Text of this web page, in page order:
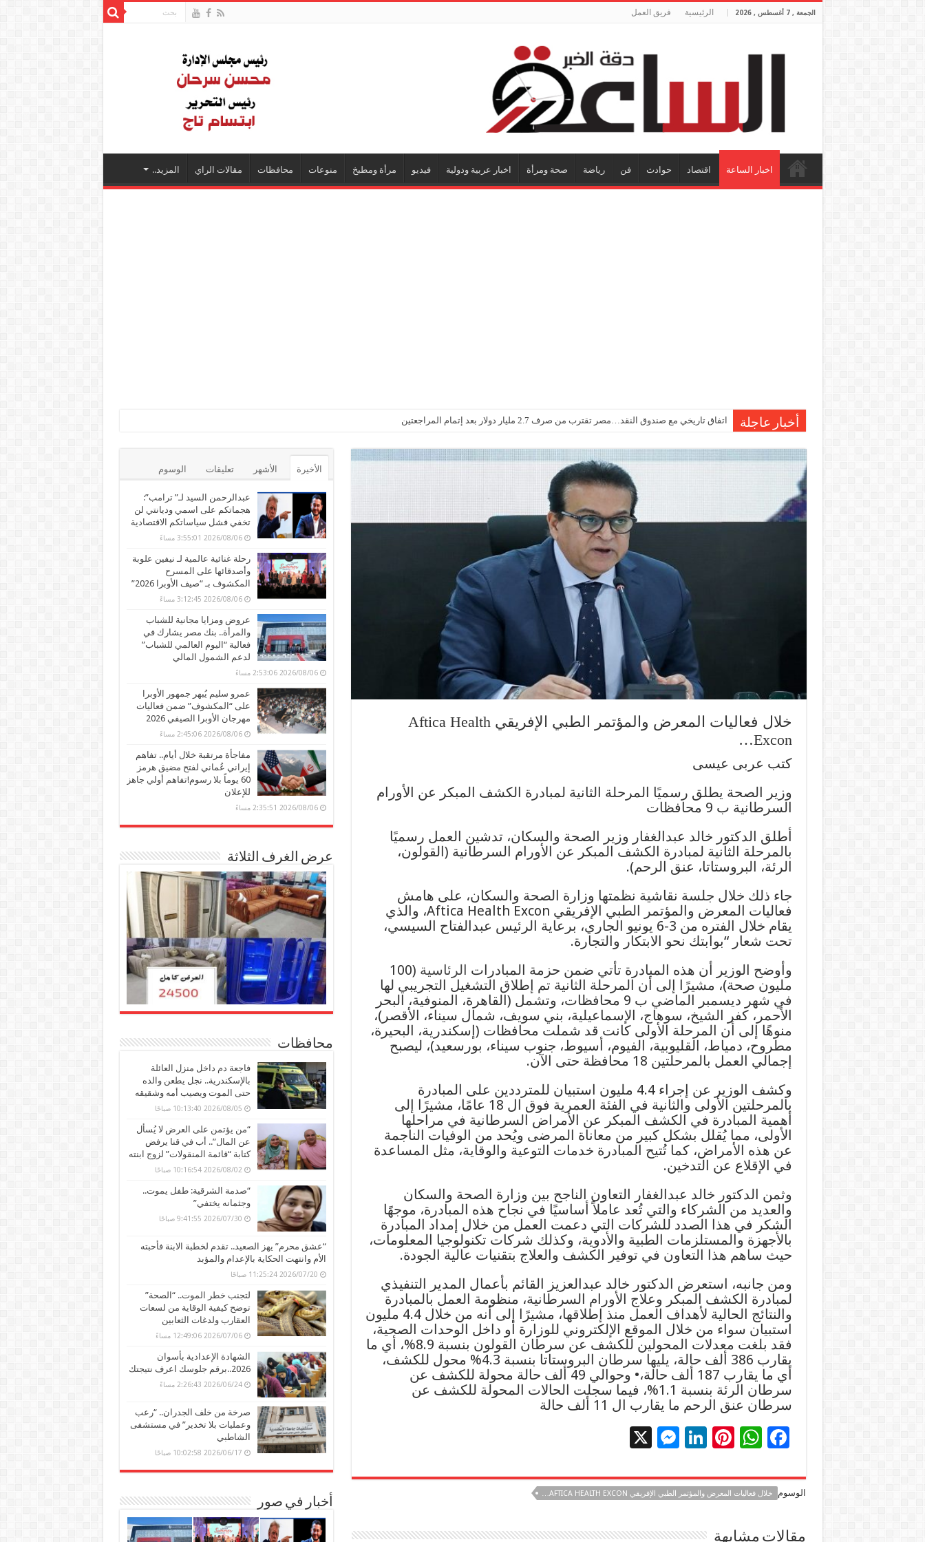
الجمعة , 7 أغسطس , 2026 الرئيسية فريق العمل
اخبار الساعة اقتصاد حوادث فن رياضة صحة ومرأة اخبار عربية ودولية فيديو مرأة ومطبخ منوعات محافظات مقالات الراي المزيد..
أخبار عاجلة اتفاق تاريخي مع صندوق النقد…مصر تقترب من صرف 2.7 مليار دولار بعد إتمام المراجعتين
خلال فعاليات المعرض والمؤتمر الطبي الإفريقي Aftica Health
Excon…
كتب عربى عيسى
وزير الصحة يطلق رسميًا المرحلة الثانية لمبادرة الكشف المبكر عن الأورام
السرطانية ب 9 محافظات
أطلق الدكتور خالد عبدالغفار وزير الصحة والسكان، تدشين العمل رسميًا
بالمرحلة الثانية لمبادرة الكشف المبكر عن الأورام السرطانية (القولون،
الرئة، البروستاتا، عنق الرحم).
جاء ذلك خلال جلسة نقاشية نظمتها وزارة الصحة والسكان، على هامش
فعاليات المعرض والمؤتمر الطبي الإفريقي Aftica Health Excon، والذي
يقام خلال الفتره من 3-6 يونيو الجاري، برعاية الرئيس عبدالفتاح السيسي،
تحت شعار “بوابتك نحو الابتكار والتجارة.
وأوضح الوزير أن هذه المبادرة تأتي ضمن حزمة المبادرات الرئاسية (100
مليون صحة)، مشيرًا إلى أن المرحلة الثانية تم إطلاق التشغيل التجريبي لها
في شهر ديسمبر الماضي ب 9 محافظات، وتشمل (القاهرة، المنوفية، البحر
الأحمر، كفر الشيخ، سوهاج، الإسماعيلية، بني سويف، شمال سيناء، الأقصر)،
منوهًا إلى أن المرحلة الأولى كانت قد شملت محافظات (إسكندرية، البحيرة،
مطروح، دمياط، القليوبية، الفيوم، أسيوط، جنوب سيناء، بورسعيد)، ليصبح
إجمالي العمل بالمرحلتين 18 محافظة حتى الآن.
وكشف الوزير عن إجراء 4.4 مليون استبيان للمترددين على المبادرة
بالمرحلتين الأولى والثانية في الفئة العمرية فوق ال 18 عامًا، مشيرًا إلى
أهمية المبادرة في الكشف المبكر عن الأمراض السرطانية في مراحلها
الأولى، مما يُقلل بشكل كبير من معاناة المرضى ويُحد من الوفيات الناجمة
عن هذه الأمراض، كما تُتيح المبادرة خدمات التوعية والوقاية، مثل المساعدة
في الإقلاع عن التدخين.
‏‎وثمن الدكتور خالد عبدالغفار التعاون الناجح بين وزارة الصحة والسكان
والعديد من الشركاء والتي تُعد عاملاً أساسيًا في نجاح هذه المبادرة، موجهًا
الشكر في هذا الصدد للشركات التي دعمت العمل من خلال إمداد المبادرة
بالأجهزة والمستلزمات الطبية والأدوية، وكذلك شركات تكنولوجيا المعلومات،
حيث ساهم هذا التعاون في توفير الكشف والعلاج بتقنيات عالية الجودة.
ومن جانبه، استعرض الدكتور خالد عبدالعزيز القائم بأعمال المدير التنفيذي
لمبادرة الكشف المبكر وعلاج الأورام السرطانية، منظومة العمل بالمبادرة
والنتائج الحالية لأهداف العمل منذ إطلاقها، مشيرًا إلى أنه من خلال 4.4 مليون
استبيان سواء من خلال الموقع الإلكتروني للوزارة أو داخل الوحدات الصحية،
فقد بلغت معدلات المحولين للكشف عن سرطان القولون بنسبة 8.9%، أي ما
يقارب 386 ألف حالة، يليها سرطان البروستاتا بنسبة 4.3% محول للكشف،
أي ما يقارب 187 ألف حالة،‎• وحوالي 49 ألف حالة محولة للكشف عن
سرطان الرئة بنسبة 1.1%، فيما سجلت الحالات المحولة للكشف عن
سرطان عنق الرحم ما يقارب ال 11 ألف حالة
F
e
b
W
at
sA
p
Pi
er
es
t
Li
k
e
dI
M
se
n
g
الوسوم خلال فعاليات المعرض والمؤتمر الطبي الإفريقي AFTICA HEALTH EXCON…
مقالات مشابهة
الأخيرة الأشهر تعليقات الوسوم
عبدالرحمن السيد لـ” ترامب”:
هجماتكم على اسمي وديانتي لن
تخفي فشل سياساتكم الاقتصادية
2026/08/06 3:55:01 مساءً
رحلة غنائية عالمية لـ نيفين علوبة
وأصدقائها على المسرح
المكشوف بـ “صيف الأوبرا 2026”
2026/08/06 3:12:45 مساءً
عروض ومزايا مجانية للشباب
والمرأة.. بنك مصر يشارك في
فعالية “اليوم العالمي للشباب”
لدعم الشمول المالي
2026/08/06 2:53:06 مساءً
عمرو سليم يُبهر جمهور الأوبرا
على “المكشوف” ضمن فعاليات
مهرجان الأوبرا الصيفي 2026
2026/08/06 2:45:06 مساءً
مفاجأة مرتقبة خلال أيام.. تفاهم
إيراني عُماني لفتح مضيق هرمز
60 يوماً بلا رسوم!تفاهم أولي جاهز
للإعلان
2026/08/06 2:35:51 مساءً
عرض الغرف الثلاثة
محافظات
فاجعة دم داخل منزل العائلة
بالإسكندرية.. نجل يطعن والده
حتى الموت ويصيب أمه وشقيقه
2026/08/05 10:13:40 صباحًا
“من يؤتمن على العرض لا يُسأل
عن المال”.. أب في قنا يرفض
كتابة “قائمة المنقولات” لزوج ابنته
2026/08/02 10:16:54 صباحًا
“صدمة الشرقية: طفل يموت..
وجثمانه يختفي”
2026/07/30 9:41:55 صباحًا
“عشق محرم” يهز الصعيد.. تقدم لخطبة الابنة فأحبته
الأم وانتهت الحكاية بالإعدام والمؤبد
2026/07/20 11:25:24 صباحًا
لتجنب خطر الموت.. “الصحة”
توضح كيفية الوقاية من لسعات
العقارب ولدغات الثعابين
2026/07/06 12:49:06 مساءً
الشهادة الإعدادية بأسوان
2026..برقم جلوسك اعرف نتيجتك
2026/06/24 2:26:43 مساءً
صرخة من خلف الجدران.. “رعب
وعمليات بلا تخدير” في مستشفى
الشاطبي
2026/06/17 10:02:58 صباحًا
أخبار في صور